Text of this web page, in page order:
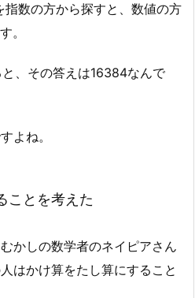
数の方から探すと、数値の方
。
と、その答えは16384なんで
よね。
ことを考えた
かしの数学者のネイピアさん
はかけ算をたし算にすること